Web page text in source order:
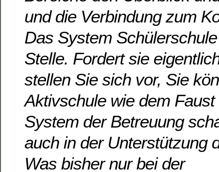
und die Verbindung zum
Das System
Stelle. Fordert sie
stellen Sie sich vor, Sie
Aktivschule wie dem
System der Betreuung
auch in der Unterstützung
Was bisher nur bei der